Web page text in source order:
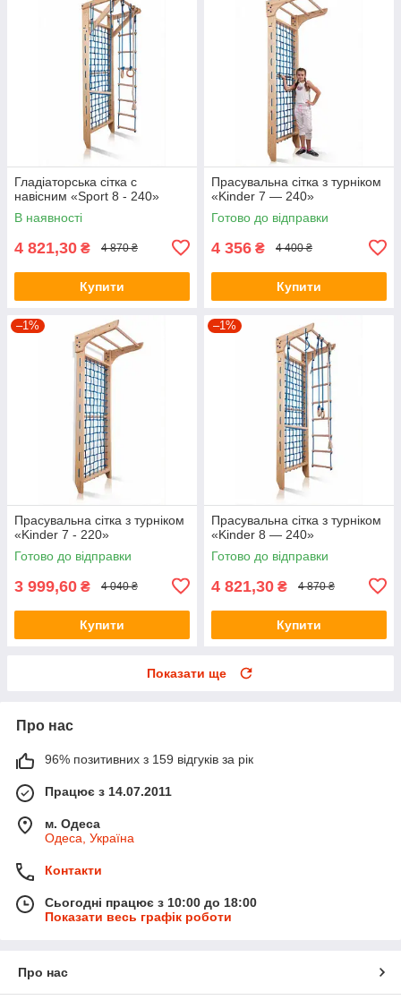
Гладіаторська сітка c
навісним «Sport 8 - 240»
В наявності
4 821,30 ₴ 4 870 ₴
Купити
Прасувальна сітка з турніком
«Kinder 7 — 240»
Готово до відправки
4 356 ₴ 4 400 ₴
Купити
–1%
Прасувальна сітка з турніком
«Kinder 7 - 220»
Готово до відправки
3 999,60 ₴ 4 040 ₴
Купити
–1%
Прасувальна сітка з турніком
«Kinder 8 — 240»
Готово до відправки
4 821,30 ₴ 4 870 ₴
Купити
Показати ще
Про нас
96% позитивних з 159 відгуків за рік
Працює з 14.07.2011
м. Одеса
Одеса, Україна
Контакти
Сьогодні працює з 10:00 до 18:00
Показати весь графік роботи
Про нас